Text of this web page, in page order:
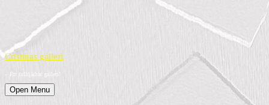
Skip
to
content
Cristinas galleri
– Ett fullfjädrat galleri!
Open MenuOpen
Menu